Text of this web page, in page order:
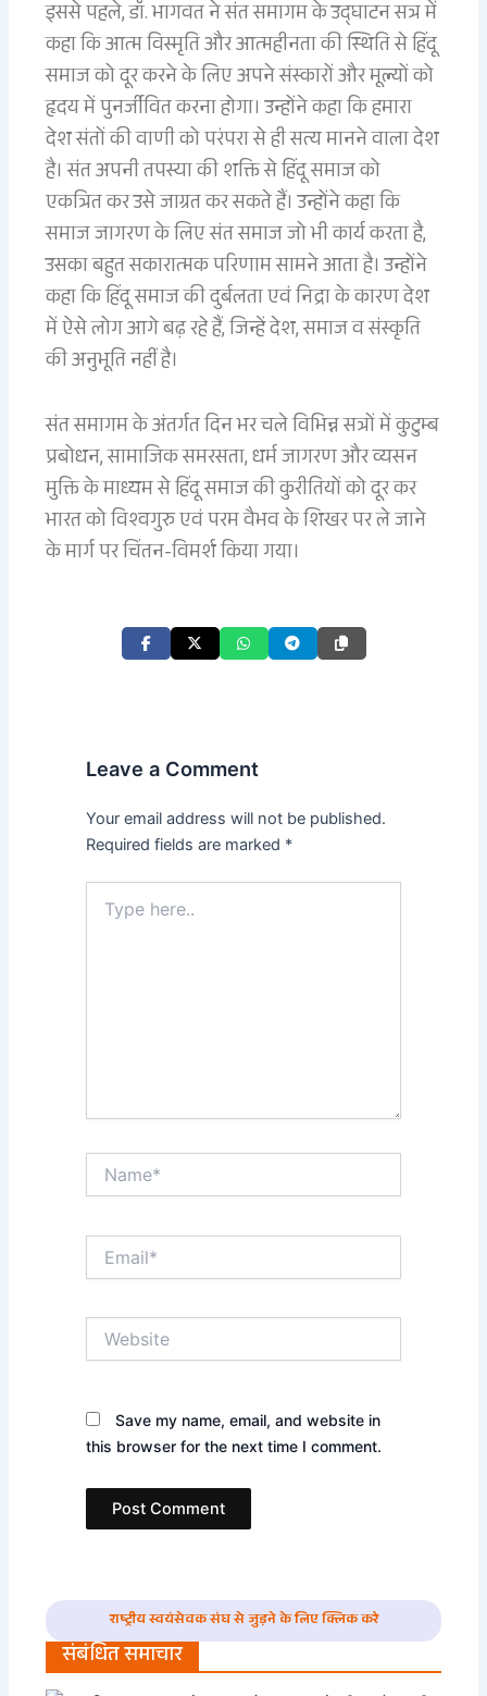
इससे पहले, डॉ. भागवत ने संत समागम के उद्घाटन सत्र में
कहा कि आत्म विस्मृति और आत्महीनता की स्थिति से हिंदू
समाज को दूर करने के लिए अपने संस्कारों और मूल्यों को
हृदय में पुनर्जीवित करना होगा। उन्होंने कहा कि हमारा
देश संतों की वाणी को परंपरा से ही सत्य मानने वाला देश
है। संत अपनी तपस्या की शक्ति से हिंदू समाज को
एकत्रित कर उसे जाग्रत कर सकते हैं। उन्होंने कहा कि
समाज जागरण के लिए संत समाज जो भी कार्य करता है,
उसका बहुत सकारात्मक परिणाम सामने आता है। उन्होंने
कहा कि हिंदू समाज की दुर्बलता एवं निद्रा के कारण देश
में ऐसे लोग आगे बढ़ रहे हैं, जिन्हें देश, समाज व संस्कृति
की अनुभूति नहीं है।
संत समागम के अंतर्गत दिन भर चले विभिन्न सत्रों में कुटुम्ब
प्रबोधन, सामाजिक समरसता, धर्म जागरण और व्यसन
मुक्ति के माध्यम से हिंदू समाज की कुरीतियों को दूर कर
भारत को विश्वगुरु एवं परम वैभव के शिखर पर ले जाने
के मार्ग पर चिंतन-विमर्श किया गया।
Leave a Comment
Your email address will not be published.
Required fields are marked *
here..
Save my name, email, and website in
this browser for the next time I comment.
राष्ट्रीय स्वयंसेवक संघ से जुड़ने के लिए क्लिक करे
संबंधित समाचार